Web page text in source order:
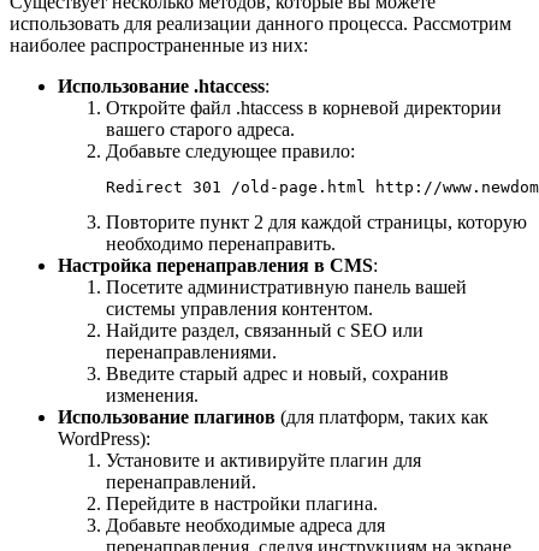
использовать для реализации данного процесса. Рассмотрим
наиболее распространенные из них:
Использование .htaccess:
Откройте файл .htaccess в корневой директории
вашего старого адреса.
Добавьте следующее правило:
Redirect 301 /old-page.html http://
Повторите пункт 2 для каждой страницы, которую
необходимо перенаправить.
Настройка перенаправления в CMS:
Посетите административную панель вашей
системы управления контентом.
Найдите раздел, связанный с SEO или
перенаправлениями.
Введите старый адрес и новый, сохранив
изменения.
Использование плагинов (для платформ, таких как
WordPress):
Установите и активируйте плагин для
перенаправлений.
Перейдите в настройки плагина.
Добавьте необходимые адреса для
перенаправления, следуя инструкциям на экране.